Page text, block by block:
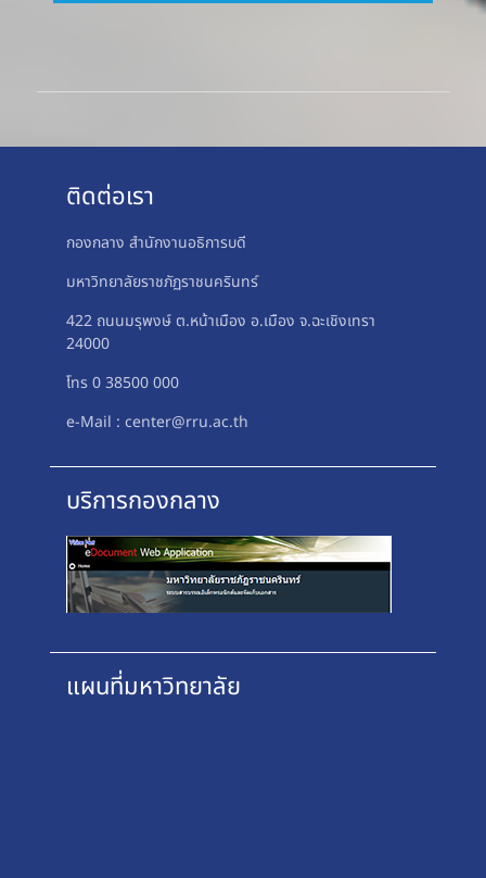
ติดต่อเรา
กองกลาง สำนักงานอธิการบดี
มหาวิทยาลัยราชภัฏราชนครินทร์
422 ถนนมรุพงษ์ ต.หน้าเมือง อ.เมือง จ.ฉะเชิงเทรา
24000
โทร 0 38500 000
e-Mail : center@rru.ac.th
บริการกองกลาง
แผนที่มหาวิทยาลัย